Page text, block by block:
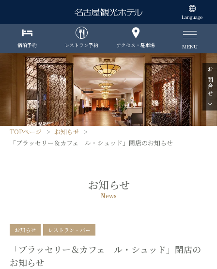
Language
宿泊予約 レストラン予約 アクセス・駐車場 MENU
TOPページ
お知らせ
「ブラッセリー＆カフェ ル・シュッド」閉店のお知らせ
お知らせ
News
お知らせ レストラン・バー
「ブラッセリー＆カフェ ル・シュッド」閉店の
お知らせ
お問合せ